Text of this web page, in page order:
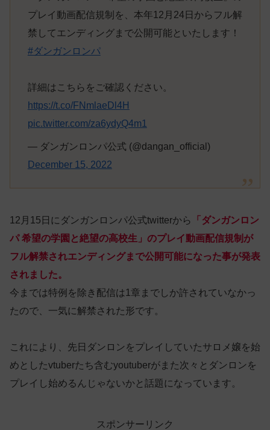
プレイ動画配信規制を、本年12月24日からフル解
禁してエンディングまで公開可能といたします！
#ダンガンロンパ
詳細はこちらをご確認ください。
https://t.co/FNmlaeDl4H
pic.twitter.com/za6ydyQ4m1
— ダンガンロンパ公式 (@dangan_official)
December 15, 2022
12月15日にダンガンロンパ公式twitterから
「ダンガンロン
パ 希望の学園と絶望の高校生」のプレイ動画配信規制が
フル解禁されエンディングまで公開可能になった事が発表
されました。
今までは特例を除き配信は1章までしか許されていなかっ
たので、一気に解禁された形です。
これにより、先日ダンロンをプレイしていたサロメ嬢を始
めとしたvtuberたち含むyoutuberがまた次々とダンロンを
プレイし始めるんじゃないかと話題になっています。
スポンサーリンク